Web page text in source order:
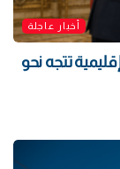
أخبار عاجلة
سباق التحالفات.. 3 قوى إقليمية تتجه نحو